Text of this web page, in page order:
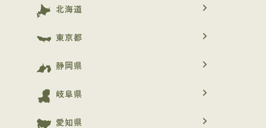
北海道 navigate_next
東京都 navigate_next
静岡県 navigate_next
岐阜県 navigate_next
愛知県 navigate_next